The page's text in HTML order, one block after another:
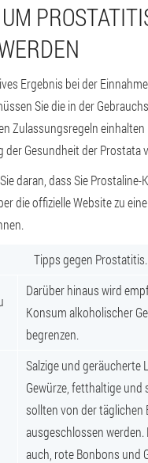
Ergebnis bei der
Sie die in der
Zulassungsregeln
der Gesundheit der Prostata
daran, dass Sie Prostaline-
die offizielle Website zu
Tipps gegen Prostatitis.
Darüber hinaus wird
Konsum alkoholischer
begrenzen.
Salzige und geräucherte
Gewürze, fetthaltige und
sollten von der täglichen
ausgeschlossen werden.
auch, rote Bonbons und